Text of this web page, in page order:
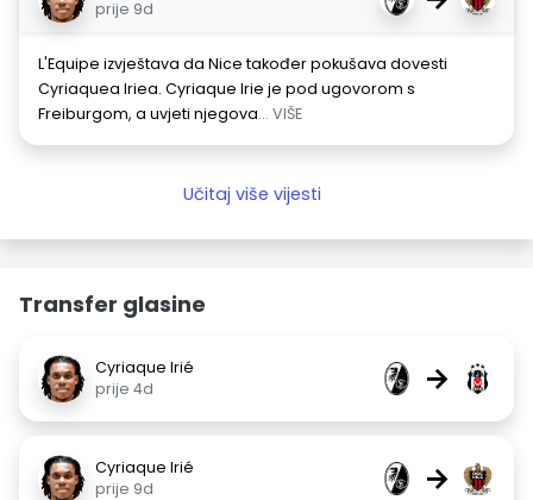
prije 9d
L'Equipe izvještava da Nice također pokušava dovesti
Cyriaquea Iriea. Cyriaque Irie je pod ugovorom s
Freiburgom, a uvjeti njegova... VIŠE
Učitaj više vijesti
Transfer glasine
Cyriaque Irié
prije 4d
→
Cyriaque Irié
prije 9d
→